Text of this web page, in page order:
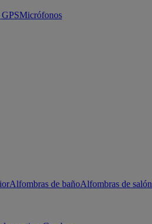
Micrófonos
Alfombras de bañoAlfombras de salón